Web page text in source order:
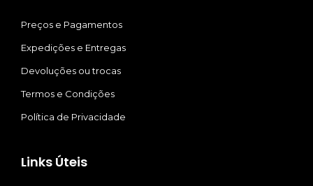
Preços e Pagamentos
Expedições e Entregas
Devoluções ou trocas
Termos e Condições
Política de Privacidade
Links Úteis